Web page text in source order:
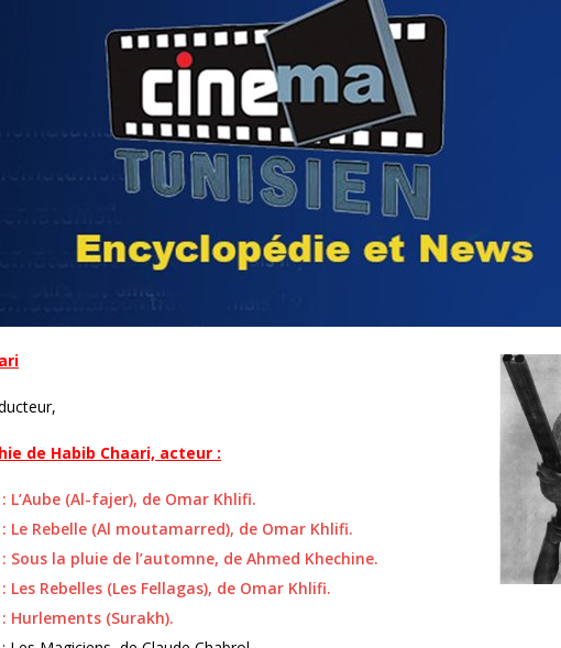
de Habib Chaari, acteur :
: L’Aube (Al-fajer), de Omar Khlifi.
: Le Rebelle (Al moutamarred), de Omar Khlifi.
: Sous la pluie de l’automne, de Ahmed Khechine.
: Les Rebelles (Les Fellagas), de Omar Khlifi.
: Hurlements (Surakh).